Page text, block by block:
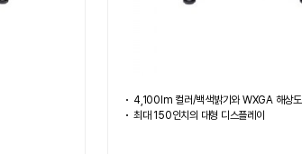
4,100lm 컬러/백색밝기와 WXGA 해상도
최대 150인치의 대형 디스플레이